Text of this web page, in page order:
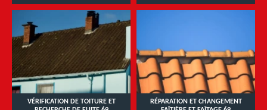
VÉRIFICATION DE TOITURE ET
RÉPARATION ET CHANGEMENT